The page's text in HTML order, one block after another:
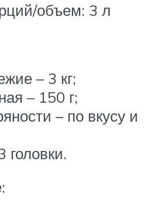
объем: 3 л
– 3 кг;
– 150 г;
– по вкусу и
головки.